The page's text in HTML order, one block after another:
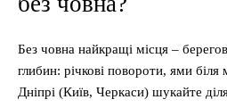
Без човна найкращі місця –
глибин: річкові повороти, ями біля
Дніпрі (Київ, Черкаси) шукайте